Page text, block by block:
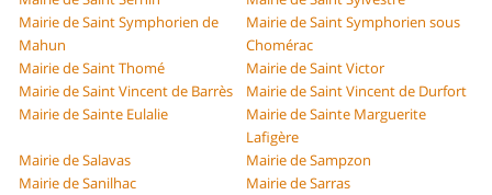
Mairie de Saint Symphorien de
Mahun
Mairie de Saint Symphorien sous
Chomérac
Mairie de Saint Thomé
Mairie de Saint Victor
Mairie de Saint Vincent de Barrès
Mairie de Saint Vincent de Durfort
Mairie de Sainte Eulalie
Mairie de Sainte Marguerite
Lafigère
Mairie de Salavas
Mairie de Sampzon
Mairie de Sanilhac
Mairie de Sarras